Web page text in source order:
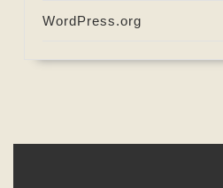
WordPress.org